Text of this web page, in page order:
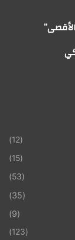
(12)
(15)
(53)
(35)
(9)
(123)